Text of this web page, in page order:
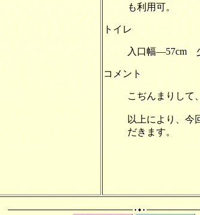
も利用可。
トイレ
入口幅―57cm
コメント
こぢんまりして
以上により、今
だきます。